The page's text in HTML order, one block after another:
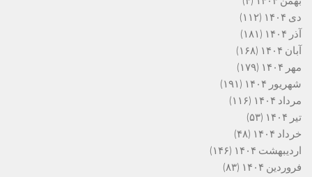
دی ۱۴۰۴
(۱۱۲)
آذر ۱۴۰۴
(۱۸۱)
آبان ۱۴۰۴
(۱۶۸)
مهر ۱۴۰۴
(۱۷۹)
شهریور ۱۴۰۴
(۱۹۱)
مرداد ۱۴۰۴
(۱۱۶)
تیر ۱۴۰۴
(۵۳)
خرداد ۱۴۰۴
(۴۸)
اردیبهشت ۱۴۰۴
(۱۴۶)
فروردین ۱۴۰۴
(۸۳)